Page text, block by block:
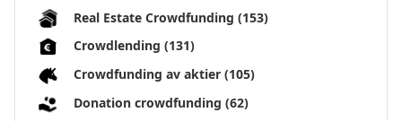
Real Estate Crowdfunding (153)
Crowdlending (131)
Crowdfunding av aktier (105)
Donation crowdfunding (62)